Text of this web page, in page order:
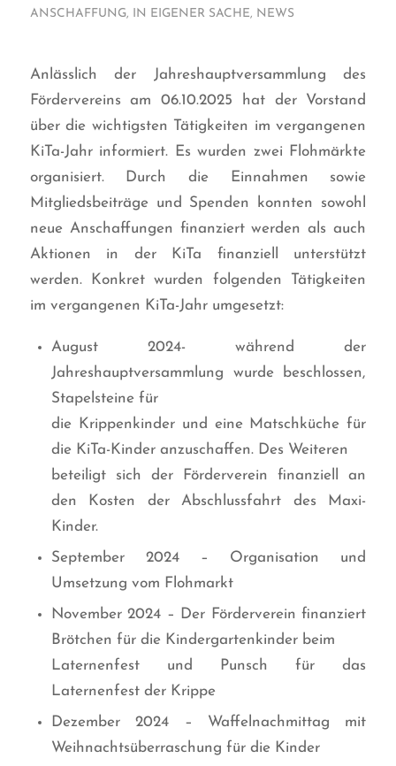
ANSCHAFFUNG, IN EIGENER SACHE, NEWS
Anlässlich der Jahreshauptversammlung des
Fördervereins am 06.10.2025 hat der Vorstand
über die wichtigsten Tätigkeiten im vergangenen
KiTa-Jahr informiert. Es wurden zwei Flohmärkte
organisiert. Durch die Einnahmen sowie
Mitgliedsbeiträge und Spenden konnten sowohl
neue Anschaffungen finanziert werden als auch
Aktionen in der KiTa finanziell unterstützt
werden. Konkret wurden folgenden Tätigkeiten
im vergangenen KiTa-Jahr umgesetzt:
August 2024- während der
Jahreshauptversammlung wurde beschlossen,
Stapelsteine für
die Krippenkinder und eine Matschküche für
die KiTa-Kinder anzuschaffen. Des Weiteren
beteiligt sich der Förderverein finanziell an
den Kosten der Abschlussfahrt des Maxi-
Kinder.
September 2024 – Organisation und
Umsetzung vom Flohmarkt
November 2024 – Der Förderverein finanziert
Brötchen für die Kindergartenkinder beim
Laternenfest und Punsch für das
Laternenfest der Krippe
Dezember 2024 – Waffelnachmittag mit
Weihnachtsüberraschung für die Kinder